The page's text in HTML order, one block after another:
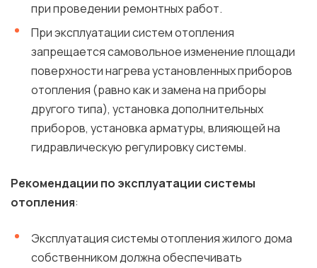
при проведении ремонтных работ.
При эксплуатации систем отопления
запрещается самовольное изменение площади
поверхности нагрева установленных приборов
отопления (равно как и замена на приборы
другого типа), установка дополнительных
приборов, установка арматуры, влияющей на
гидравлическую регулировку системы.
Рекомендации по эксплуатации системы
отопления:
Эксплуатация системы отопления жилого дома
собственником должна обеспечивать